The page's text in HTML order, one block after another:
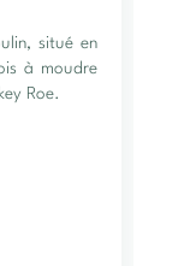
situé en
à moudre
Roe.